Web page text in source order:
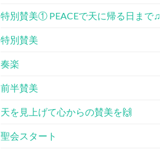
特別賛美① PEACE​で天に帰る日まで♫
特別賛美
奏楽
前半賛美
天を見上げて心からの賛美を🙌
聖会スタート